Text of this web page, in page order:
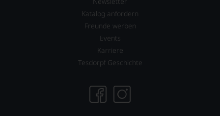
Katalog anfordern
Freunde werben
Events
Karriere
Tesdorpf Geschichte